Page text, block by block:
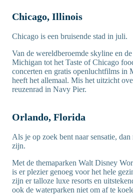
Chicago, Illinois
Chicago is een bruisende stad in juli.
Van de wereldberoemde skyline en
Michigan tot het Taste of Chicago
concerten en gratis openluchtfilms in
heeft het allemaal. Mis het uitzicht
reuzenrad in Navy Pier.
Orlando, Florida
Als je op zoek bent naar sensatie,
zijn.
Met de themaparken Walt Disney
is er plezier genoeg voor het hele
zijn er talloze luxe resorts en
ook de waterparken niet om af te